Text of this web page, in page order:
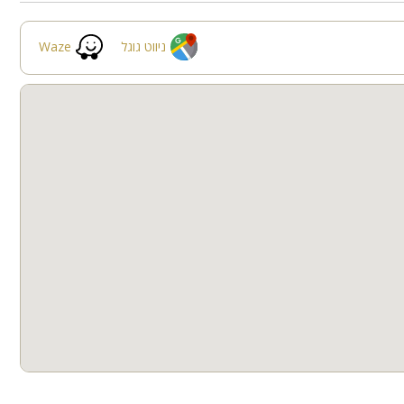
קבוצות גדולות
חדרי שינה
Waze ניווט גוגל